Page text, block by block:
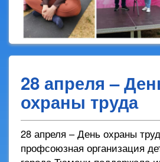
28 апреля –
охраны труда
28 апреля – День охраны
профсоюзная организация